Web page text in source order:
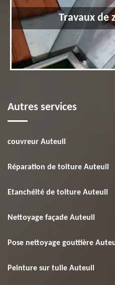
Travaux de
Autres services
couvreur Auteuil
Réparation de toiture Auteuil
Etanchéité de toiture Auteuil
Nettoyage façade Auteuil
Pose nettoyage gouttière
Peinture sur tuile Auteuil